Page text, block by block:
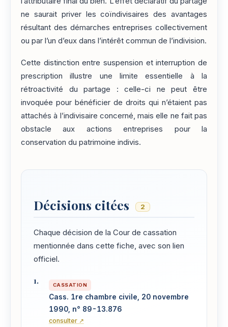
ne saurait priver les coïndivisaires des avantages
résultant des démarches entreprises collectivement
ou par l’un d’eux dans l’intérêt commun de l’indivision.
Cette distinction entre suspension et interruption de
prescription illustre une limite essentielle à la
rétroactivité du partage : celle-ci ne peut être
invoquée pour bénéficier de droits qui n’étaient pas
attachés à l’indivisaire concerné, mais elle ne fait pas
obstacle aux actions entreprises pour la
conservation du patrimoine indivis.
Décisions citées 2
Chaque décision de la Cour de cassation
mentionnée dans cette fiche, avec son lien
officiel.
CASSATION
Cass. 1re chambre civile, 20 novembre
1990, n° 89-13.876
consulter ↗